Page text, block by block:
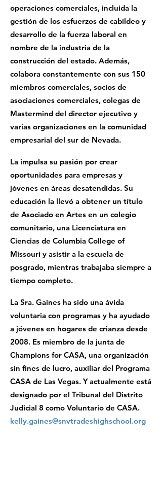
operaciones comerciales, incluida la
gestión de los esfuerzos de cabildeo y
desarrollo de la fuerza laboral en
nombre de la industria de la
construcción del estado. Además,
colabora constantemente con sus 150
miembros comerciales, socios de
asociaciones comerciales, colegas de
Mastermind del director ejecutivo y
varias organizaciones en la comunidad
empresarial del sur de Nevada.
La impulsa su pasión por crear
oportunidades para empresas y
jóvenes en áreas desatendidas. Su
educación la llevó a obtener un título
de Asociado en Artes en un colegio
comunitario, una Licenciatura en
Ciencias de Columbia College of
Missouri y asistir a la escuela de
posgrado, mientras trabajaba siempre a
tiempo completo.
La Sra. Gaines ha sido una ávida
voluntaria con programas y ha ayudado
a jóvenes en hogares de crianza desde
2008. Es miembro de la junta de
Champions for CASA, una organización
sin fines de lucro, auxiliar del Programa
CASA de Las Vegas. Y actualmente está
designado por el Tribunal del Distrito
Judicial 8 como Voluntario de CASA.
kelly.gaines@snvtradeshighschool.org